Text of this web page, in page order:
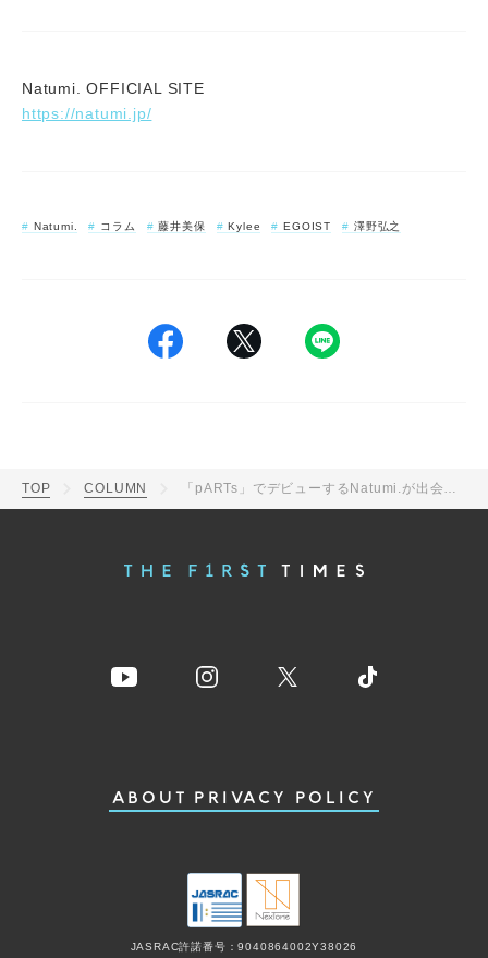
Natumi. OFFICIAL SITE
https://natumi.jp/
Natumi. コラム 藤井美保 Kylee EGOIST 澤野弘之
TOP COLUMN 「pARTs」でデビューするNatumi.が出会った“私のパーツ”となった愛すべき楽曲
ABOUT PRIVACY POLICY
JASRAC許諾番号：9040864002Y38026